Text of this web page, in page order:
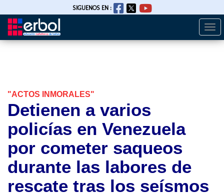
Pasar
SIGUENOS EN :
"ACTOS INMORALES"
Detienen a varios
policías en Venezuela
por cometer saqueos
durante las labores de
rescate tras los seísmos